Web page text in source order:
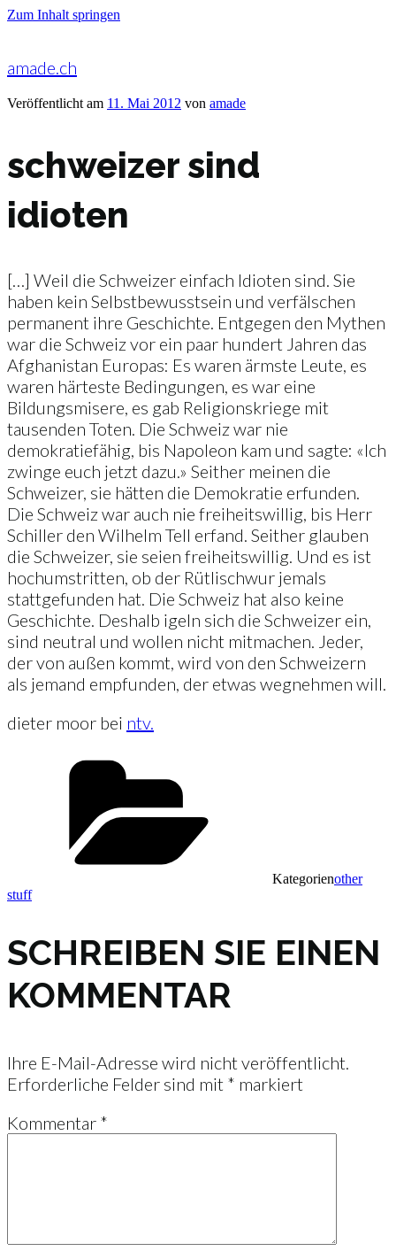
Zum Inhalt springen
amade.ch
Veröffentlicht am 11. Mai 2012 von amade
schweizer sind
idioten
[…] Weil die Schweizer einfach Idioten sind. Sie
haben kein Selbstbewusstsein und verfälschen
permanent ihre Geschichte. Entgegen den Mythen
war die Schweiz vor ein paar hundert Jahren das
Afghanistan Europas: Es waren ärmste Leute, es
waren härteste Bedingungen, es war eine
Bildungsmisere, es gab Religionskriege mit
tausenden Toten. Die Schweiz war nie
demokratiefähig, bis Napoleon kam und sagte: «Ich
zwinge euch jetzt dazu.» Seither meinen die
Schweizer, sie hätten die Demokratie erfunden.
Die Schweiz war auch nie freiheitswillig, bis Herr
Schiller den Wilhelm Tell erfand. Seither glauben
die Schweizer, sie seien freiheitswillig. Und es ist
hochumstritten, ob der Rütlischwur jemals
stattgefunden hat. Die Schweiz hat also keine
Geschichte. Deshalb igeln sich die Schweizer ein,
sind neutral und wollen nicht mitmachen. Jeder,
der von außen kommt, wird von den Schweizern
als jemand empfunden, der etwas wegnehmen will.
dieter moor bei ntv.
Kategorienother
stuff
SCHREIBEN SIE EINEN
KOMMENTAR
Ihre E-Mail-Adresse wird nicht veröffentlicht.
Erforderliche Felder sind mit * markiert
Kommentar *